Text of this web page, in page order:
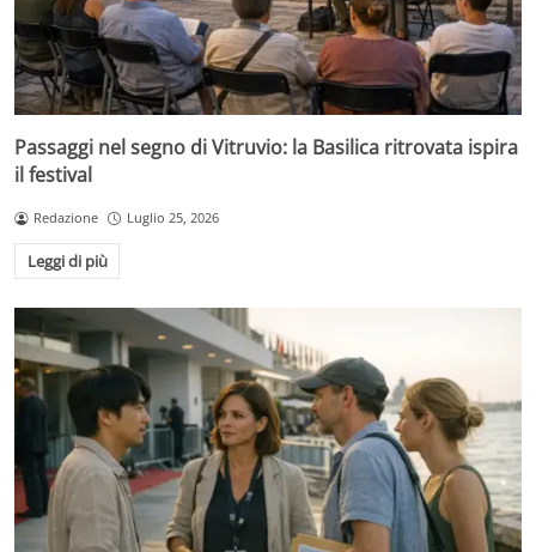
Passaggi nel segno di Vitruvio: la Basilica ritrovata ispira
il festival
Redazione Luglio 25, 2026
Leggi di più